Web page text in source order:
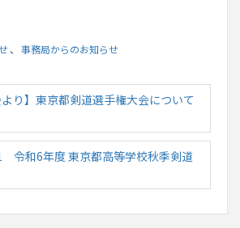
、 事務局からのお知らせ
より】東京都剣道選手権大会について
令和6年度 東京都高等学校秋季剣道